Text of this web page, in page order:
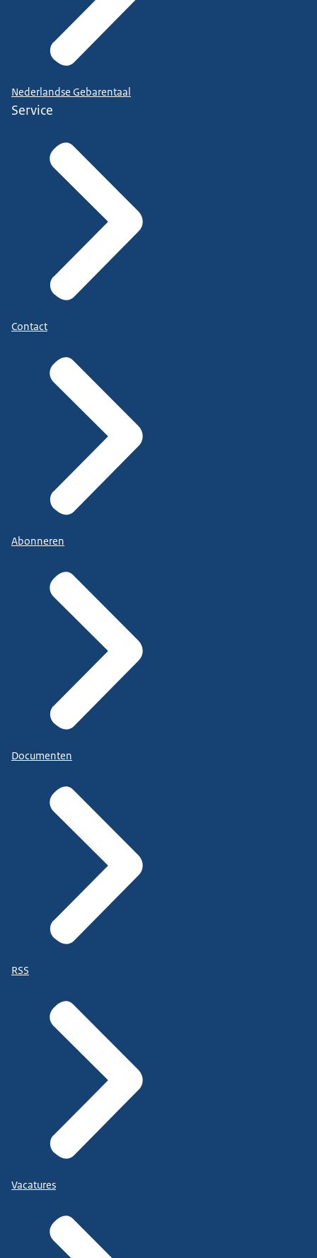
Nederlandse Gebarentaal
Service
Contact
Abonneren
Documenten
RSS
Vacatures